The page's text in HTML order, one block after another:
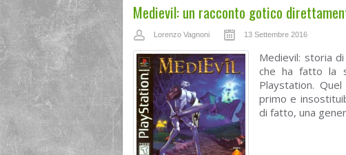
Medievil: un racconto gotico
Lorenzo Vagnoni 13 Settembre 2016
Medievil: storia
che ha fatto la
Playstation.
primo e
di fatto, una